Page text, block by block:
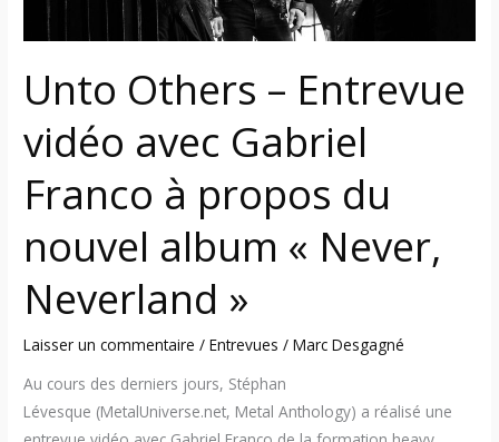
Unto Others – Entrevue
vidéo avec Gabriel
Franco à propos du
nouvel album « Never,
Neverland »
Laisser un commentaire /Entrevues /Marc Desgagné
Au cours des derniers jours, Stéphan
Lévesque (MetalUniverse.net, Metal Anthology) a réalisé une
propos
nouvel
« Never,